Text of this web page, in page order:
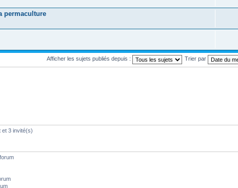
permaculture
Afficher les sujets publiés depuis : Trier par
et 3 invité(s)